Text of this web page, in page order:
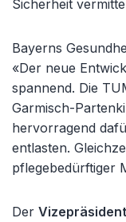
Sicherheit
Bayerns
«Der neue
spannend. Die
Garmisch-
hervorragend
entlasten.
pflegebedürftiger
Der